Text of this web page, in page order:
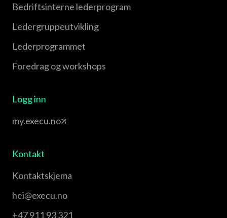
Bedriftsinterne lederprogram
Leder­gruppe­utvikling
Leder­programmet
Foredrag og workshops
Logg inn
my.execu.no
Kontakt
Kontaktskjema
hei@execu.no
+47 911 93 321